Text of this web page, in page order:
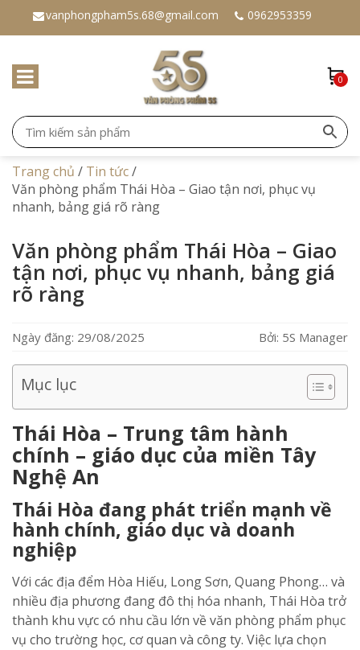
vanphongpham5s.68@gmail.com 0962953359
0
Trang chủ / Tin tức/
Văn phòng phẩm Thái Hòa – Giao tận nơi, phục vụ
nhanh, bảng giá rõ ràng
Văn phòng phẩm Thái Hòa – Giao
tận nơi, phục vụ nhanh, bảng giá
rõ ràng
Ngày đăng: 29/08/2025 Bởi: 5S Manager
Mục lục
Thái Hòa – Trung tâm hành
chính – giáo dục của miền Tây
Nghệ An
Thái Hòa đang phát triển mạnh về
hành chính, giáo dục và doanh
nghiệp
Với các địa đểm Hòa Hiếu, Long Sơn, Quang Phong… và
nhiều địa phương đang đô thị hóa nhanh, Thái Hòa trở
thành khu vực có nhu cầu lớn về văn phòng phẩm phục
vụ cho trường học, cơ quan và công ty. Việc lựa chọn